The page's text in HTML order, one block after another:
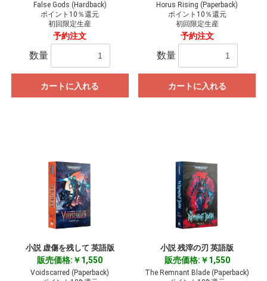
False Gods (Hardback)
ポイント10％還元
初回限定生産
予約注文
数量
カートに入れる
Horus Rising (Paperback)
ポイント10％還元
初回限定生産
予約注文
数量
カートに入れる
小説 虚傷を残して 英語版
販売価格:￥1,550
Voidscarred (Paperback)
小説 残滓の刃 英語版
販売価格:￥1,550
The Remnant Blade (Paperback)